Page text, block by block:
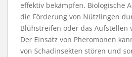
effektiv bekämpfen. Biologische
die Förderung von Nützlingen
Blühstreifen oder das Aufstellen
Der Einsatz von Pheromonen
von Schadinsekten stören und